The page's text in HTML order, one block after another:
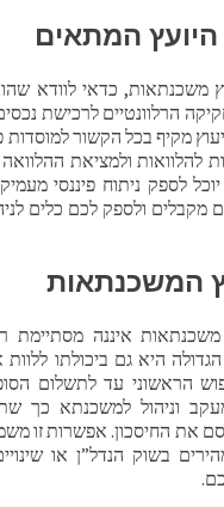
המתאים
משכנתאות, כדאי לוודא
הרלוונטיים לרכישת
מקיף בכל הקשור למוסדות
להלוואות ולמציאת
יוכל לספק ניתוח פיננסי
מקבלים ולספק לכם כלים
המשכנתאות
משכנתאות איננה מסתיימת
היא גם ביכולתו
הראשוני עד לתשלום
וניהול למשכנתא כך
את החיסכון. אפשרות זו
בשוק הנדל”ן או